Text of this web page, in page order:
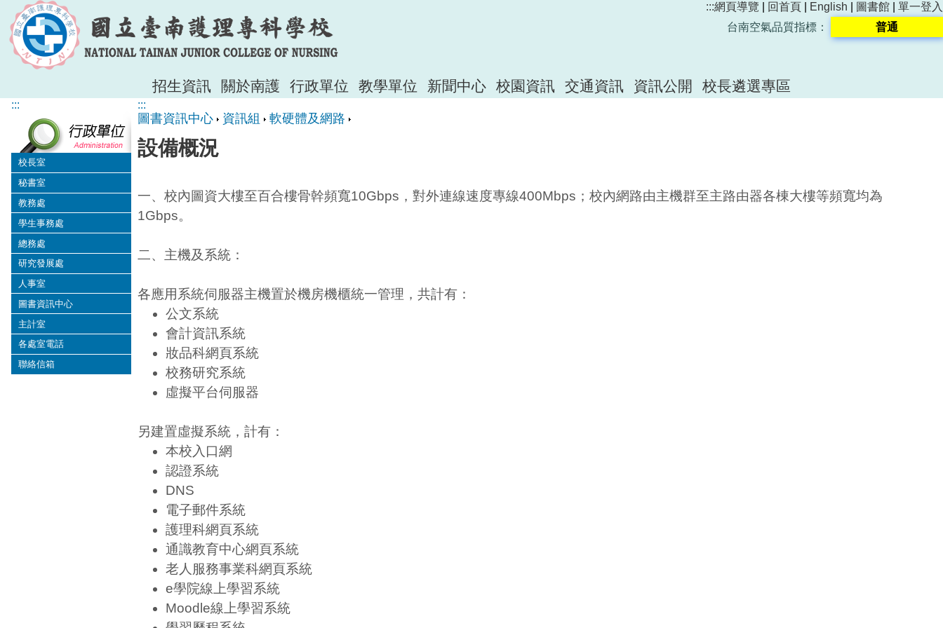
:::網頁導覽 回首頁 English 圖書館
單一登入
台南空氣品質指標：
普通
招生資訊 關於南護 行政單位 教學單位 新聞中心 校園資訊 交通資訊 資訊公開 校長遴選專區
:::
校長室
秘書室
教務處
學生事務處
總務處
研究發展處
人事室
圖書資訊中心
主計室
各處室電話
聯絡信箱
:::
圖書資訊中心 資訊組 軟硬體及網路
設備概況
一、校內圖資大樓至百合樓骨幹頻寬10Gbps，對外連線速度專線400Mbps；校內網路由主機群至主路由器各棟大樓等頻寬均為
1Gbps。
二、主機及系統：
各應用系統伺服器主機置於機房機櫃統一管理，共計有：
公文系統
會計資訊系統
妝品科網頁系統
校務研究系統
虛擬平台伺服器
另建置虛擬系統，計有：
本校入口網
認證系統
DNS
電子郵件系統
護理科網頁系統
通識教育中心網頁系統
老人服務事業科網頁系統
e學院線上學習系統
Moodle線上學習系統